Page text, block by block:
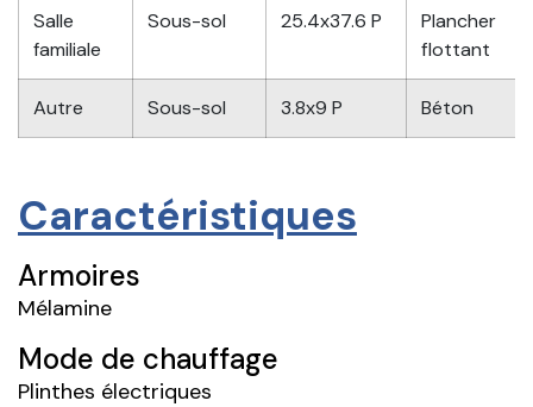
Salle
familiale
Sous-sol 25.4x37.6 P
Plancher
flottant
Autre Sous-sol 3.8x9 P Béton
Caractéristiques
Armoires
Mélamine
Mode de chauffage
Plinthes électriques